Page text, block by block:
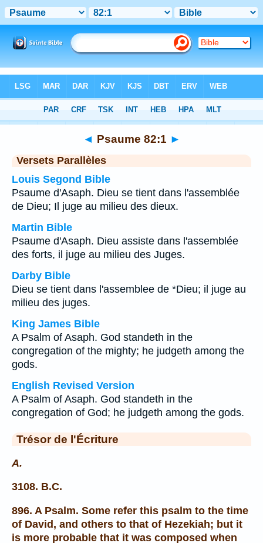
Chapitre 82> Verset 1
◄ Psaume 82:1 ►
Versets Parallèles
Louis Segond Bible
Psaume d'Asaph. Dieu se tient dans l'assemblée
de Dieu; Il juge au milieu des dieux.
Martin Bible
Psaume d'Asaph. Dieu assiste dans l'assemblée
des forts, il juge au milieu des Juges.
Darby Bible
Dieu se tient dans l'assemblee de *Dieu; il juge au
milieu des juges.
King James Bible
A Psalm of Asaph. God standeth in the
congregation of the mighty; he judgeth among the
gods.
English Revised Version
A Psalm of Asaph. God standeth in the
congregation of God; he judgeth among the gods.
Trésor de l'Écriture
A.
3108. B.C.
896. A Psalm. Some refer this psalm to the time
of David, and others to that of Hezekiah; but it
is more probable that it was composed when